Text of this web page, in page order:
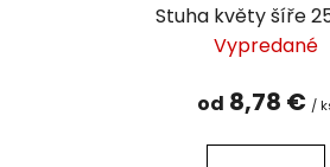
Stuha květy šíře
Vypredané
od 8,78 € /